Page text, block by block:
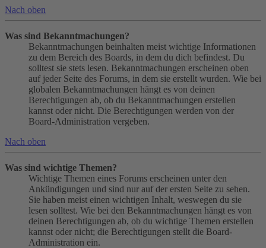
Nach oben
Was sind Bekanntmachungen?
Bekanntmachungen beinhalten meist wichtige Informationen
zu dem Bereich des Boards, in dem du dich befindest. Du
solltest sie stets lesen. Bekanntmachungen erscheinen oben
auf jeder Seite des Forums, in dem sie erstellt wurden. Wie bei
globalen Bekanntmachungen hängt es von deinen
Berechtigungen ab, ob du Bekanntmachungen erstellen
kannst oder nicht. Die Berechtigungen werden von der
Board-Administration vergeben.
Nach oben
Was sind wichtige Themen?
Wichtige Themen eines Forums erscheinen unter den
Ankündigungen und sind nur auf der ersten Seite zu sehen.
Sie haben meist einen wichtigen Inhalt, weswegen du sie
lesen solltest. Wie bei den Bekanntmachungen hängt es von
deinen Berechtigungen ab, ob du wichtige Themen erstellen
kannst oder nicht; die Berechtigungen stellt die Board-
Administration ein.